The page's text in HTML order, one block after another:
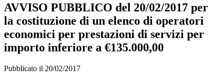
AVVISO PUBBLICO del 20/02/2017 per
la costituzione di un elenco di operatori
economici per prestazioni di servizi per
importo inferiore a €135.000,00
Pubblicato il 20/02/2017